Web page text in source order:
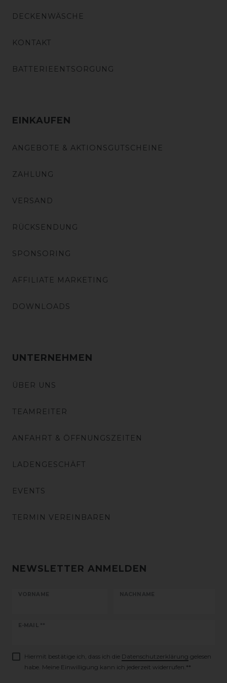
DECKENWÄSCHE
KONTAKT
BATTERIEENTSORGUNG
EINKAUFEN
ANGEBOTE & AKTIONSGUTSCHEINE
ZAHLUNG
VERSAND
RÜCKSENDUNG
SPONSORING
AFFILIATE MARKETING
DOWNLOADS
UNTERNEHMEN
ÜBER UNS
TEAMREITER
ANFAHRT & ÖFFNUNGSZEITEN
LADENGESCHÄFT
EVENTS
TERMIN VEREINBAREN
NEWSLETTER ANMELDEN
VORNAME NACHNAME
E-MAIL **
Newsletter
Hiermit bestätige ich, dass ich die Daten­schutz­erklärung gelesen
habe. Meine Einwilligung kann ich jederzeit widerrufen.**